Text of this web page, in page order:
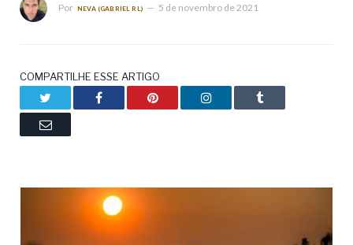
Por NEVA (GABRIEL RL) 5 de novembro de 2021
COMPARTILHE ESSE ARTIGO
Facebook Pinterest LinkedIn Tumblr
Email